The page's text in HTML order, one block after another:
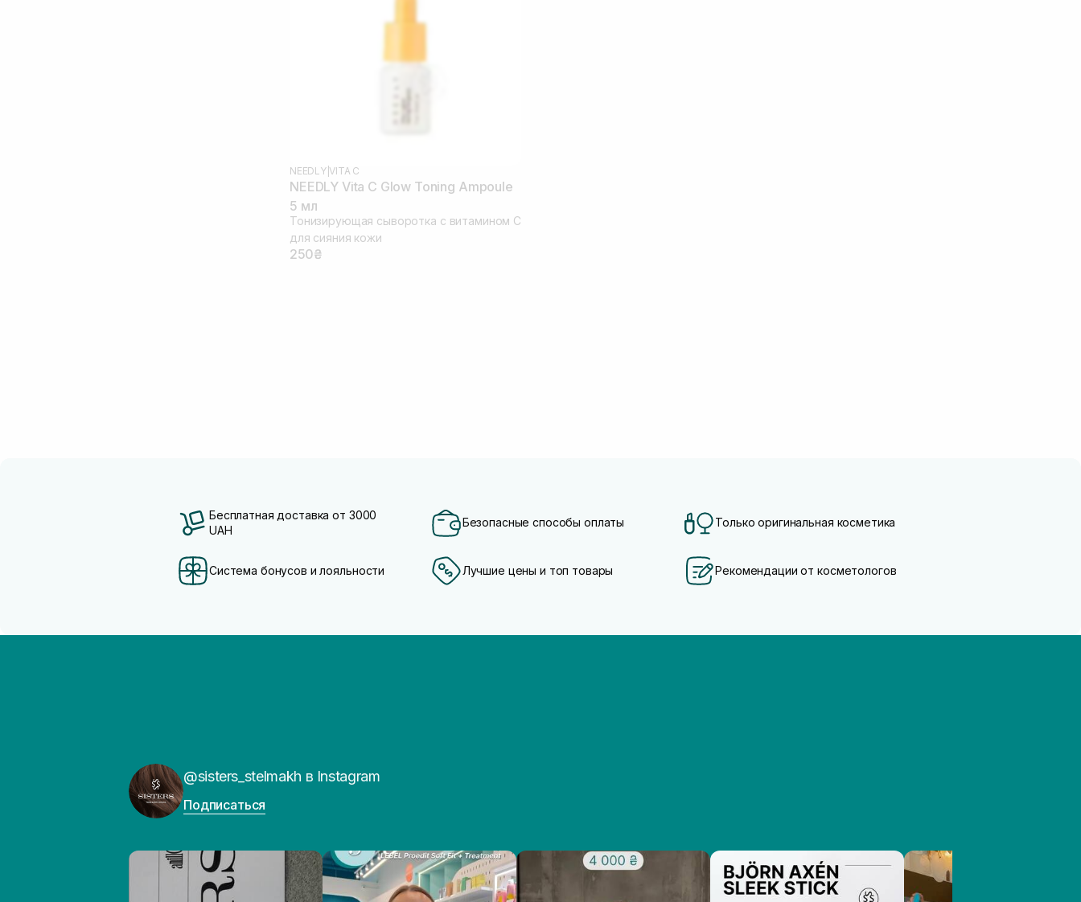
NEEDLY|VITA C
NEEDLY Vita C Glow Toning Ampoule
5 мл
Тонизирующая сыворотка с витамином С
для сияния кожи
250₴
Бесплатная доставка от 3000
UAH
Безопасные способы оплаты Только оригинальная косметика
Система бонусов и лояльности Лучшие цены и топ товары Рекомендации от косметологов
@sisters_stelmakh в Instagram
Подписаться